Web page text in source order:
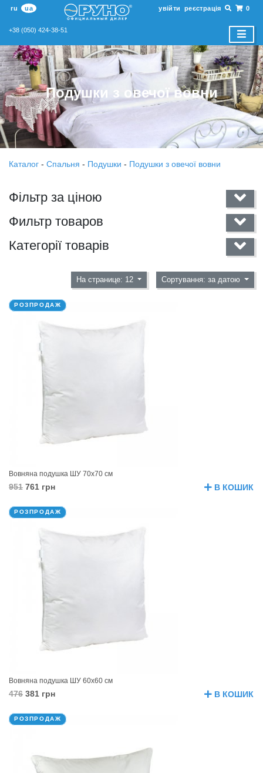
ru ua увійти реєстрація 0
+38 (050) 424-38-51
Подушки з овечої вовни
Каталог - Спальня - Подушки - Подушки з овечої вовни
Фільтр за ціною
Фильтр товаров
Категорії товарів
На странице: 12 Сортування: за датою
РОЗПРОДАЖ
Вовняна подушка ШУ 70х70 см
951 761 грн В КОШИК
РОЗПРОДАЖ
Вовняна подушка ШУ 60х60 см
476 381 грн В КОШИК
РОЗПРОДАЖ